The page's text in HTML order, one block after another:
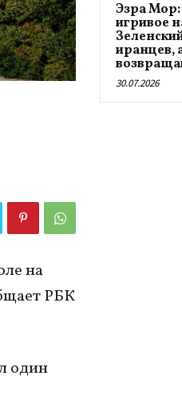
на
РБК
один
Эзра
игривое
иранцев,
30.07.2026